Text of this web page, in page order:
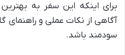
برای اینکه این سفر به
آگاهی از نکات عملی و راهنمای
سودمند باشد.